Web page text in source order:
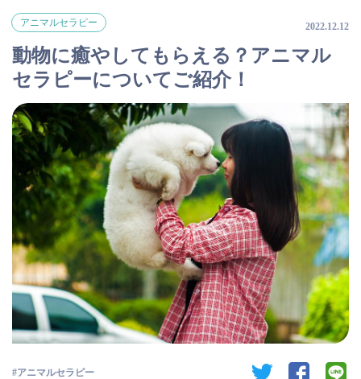
アニマルセラピー 2022.12.12
動物に癒やしてもらえる？アニマル
セラピーについてご紹介！
アニマルセラピー twitter facebook